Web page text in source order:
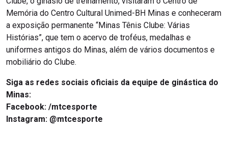
Memória do Centro Cultural Unimed-BH Minas e conheceram
a exposição permanente “Minas Tênis Clube: Várias
Histórias”, que tem o acervo de troféus, medalhas e
uniformes antigos do Minas, além de vários documentos e
mobiliário do Clube.
Siga as redes sociais oficiais da equipe de ginástica do
Minas:
Facebook: /mtcesporte
Instagram: @mtcesporte